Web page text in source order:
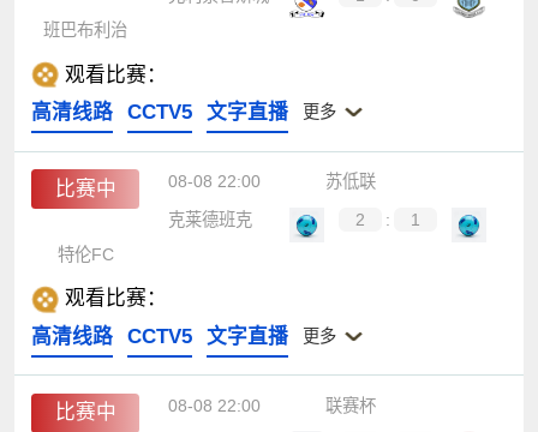
班巴布利治
观看比赛：
高清线路
CCTV5 文字直播 更多
比赛中 08-08 22:00
苏低联
克莱德班克
2 :
1
特伦FC
观看比赛：
高清线路
CCTV5 文字直播 更多
比赛中 08-08 22:00
联赛杯